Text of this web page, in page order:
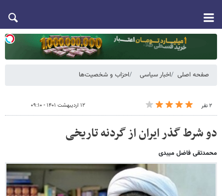
صفحه اصلی اخبار سیاسی احزاب و شخصیت‌ها
۲ نفر ۱۲ اردیبهشت ۱۴۰۱ - ۰۹:۱۰
دو شرط گذر ایران از گردنه تاریخی
محمدتقی فاضل میبدی